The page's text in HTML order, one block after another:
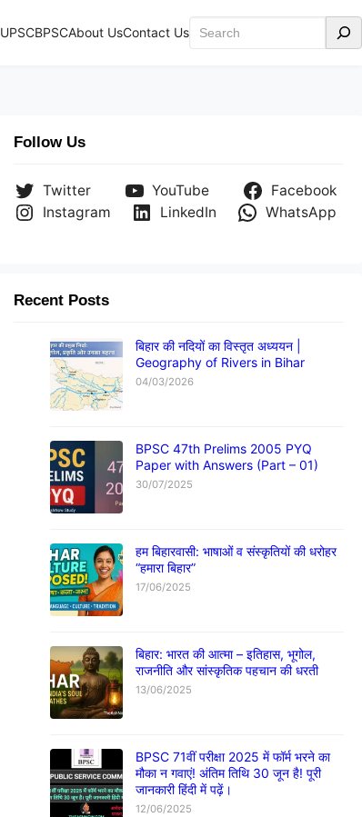
UPSCBPSCAbout UsContact UsSearch
Follow Us
Twitter YouTube
Facebook
Instagram
LinkedIn WhatsApp
Recent Posts
बिहार की नदियों का विस्तृत अध्ययन |
Geography of Rivers in Bihar
04/03/2026
BPSC 47th Prelims 2005 PYQ
Paper with Answers (Part – 01)
30/07/2025
हम बिहारवासी: भाषाओं व संस्कृतियों की धरोहर
“हमारा बिहार”
17/06/2025
बिहार: भारत की आत्मा – इतिहास, भूगोल,
राजनीति और सांस्कृतिक पहचान की धरती
13/06/2025
BPSC 71वीं परीक्षा 2025 में फॉर्म भरने का
मौका न गवाएं! अंतिम तिथि 30 जून है! पूरी
जानकारी हिंदी में पढ़ें।
12/06/2025